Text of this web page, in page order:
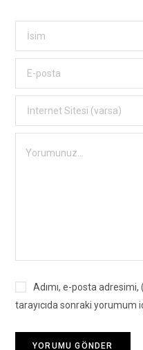
Adımı, e-posta
tarayıcıda sonraki yorumum